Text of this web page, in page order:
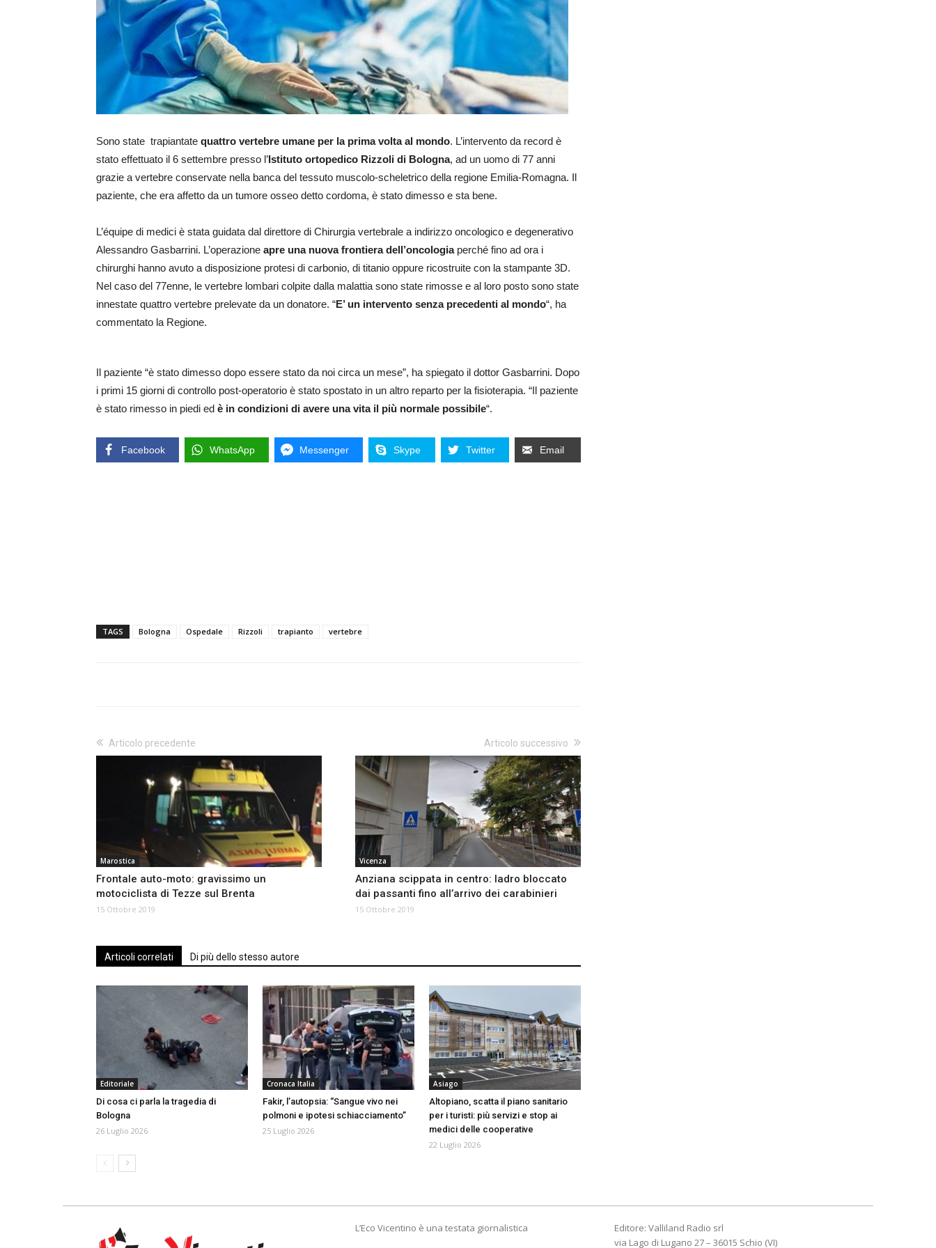
Sono state trapiantate quattro vertebre umane per la prima volta al mondo. L’intervento da record è
stato effettuato il 6 settembre presso l’Istituto ortopedico Rizzoli di Bologna, ad un uomo di 77 anni
grazie a vertebre conservate nella banca del tessuto muscolo-scheletrico della regione Emilia-Romagna. Il
paziente, che era affetto da un tumore osseo detto cordoma, è stato dimesso e sta bene.
L’équipe di medici è stata guidata dal direttore di Chirurgia vertebrale a indirizzo oncologico e degenerativo
Alessandro Gasbarrini. L’operazione apre una nuova frontiera dell’oncologiaperché fino ad ora i
chirurghi hanno avuto a disposizione protesi di carbonio, di titanio oppure ricostruite con la stampante 3D.
Nel caso del 77enne, le vertebre lombari colpite dalla malattia sono state rimosse e al loro posto sono state
innestate quattro vertebre prelevate da un donatore. “E’ un intervento senza precedenti al mondo“, ha
commentato la Regione.
Il paziente “è stato dimesso dopo essere stato da noi circa un mese”, ha spiegato il dottor Gasbarrini. Dopo
i primi 15 giorni di controllo post-operatorio è stato spostato in un altro reparto per la fisioterapia. “Il paziente
è stato rimesso in piedi ed è in condizioni di avere una vita il più normale possibile“.
Facebook WhatsApp Messenger Skype Twitter Email
TAGS Bologna Ospedale Rizzoli trapianto vertebre
Articolo precedente
Marostica
Frontale auto-moto: gravissimo un
motociclista di Tezze sul Brenta
15 Ottobre 2019
Articolo successivo
Vicenza
Anziana scippata in centro: ladro bloccato
dai passanti fino all’arrivo dei carabinieri
15 Ottobre 2019
Articoli correlati Di più dello stesso autore
Editoriale
Di cosa ci parla la tragedia di
Bologna
26 Luglio 2026
Cronaca Italia
Fakir, l’autopsia: “Sangue vivo nei
polmoni e ipotesi schiacciamento”
25 Luglio 2026
Asiago
Altopiano, scatta il piano sanitario
per i turisti: più servizi e stop ai
medici delle cooperative
22 Luglio 2026
L’Eco Vicentino è una testata giornalistica
Editore: Valliland Radio srl
via Lago di Lugano 27 – 36015 Schio (VI)